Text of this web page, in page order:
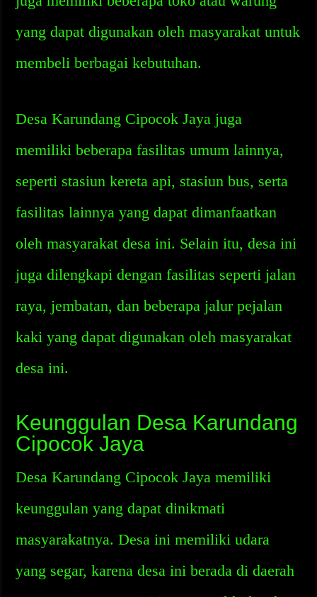
yang dapat digunakan oleh masyarakat untuk
membeli berbagai kebutuhan.
Desa Karundang Cipocok Jaya juga
memiliki beberapa fasilitas umum lainnya,
seperti stasiun kereta api, stasiun bus, serta
fasilitas lainnya yang dapat dimanfaatkan
oleh masyarakat desa ini. Selain itu, desa ini
juga dilengkapi dengan fasilitas seperti jalan
raya, jembatan, dan beberapa jalur pejalan
kaki yang dapat digunakan oleh masyarakat
desa ini.
Keunggulan Desa Karundang
Cipocok Jaya
Desa Karundang Cipocok Jaya memiliki
keunggulan yang dapat dinikmati
masyarakatnya. Desa ini memiliki udara
yang segar, karena desa ini berada di daerah